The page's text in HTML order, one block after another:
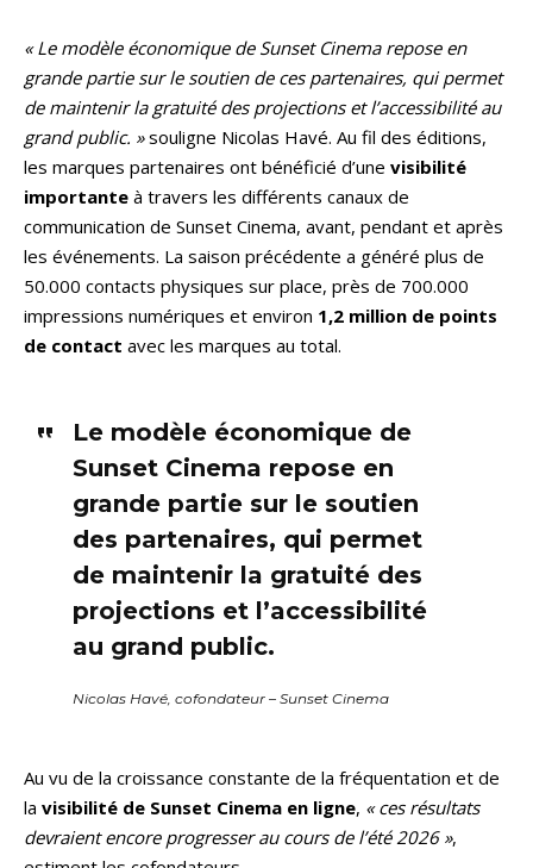
« Le modèle économique de Sunset Cinema repose en
grande partie sur le soutien de ces partenaires, qui permet
de maintenir la gratuité des projections et l’accessibilité au
grand public. »souligne Nicolas Havé. Au fil des éditions,
les marques partenaires ont bénéficié d’une visibilité
importante à travers les différents canaux de
communication de Sunset Cinema, avant, pendant et après
les événements. La saison précédente a généré plus de
50.000 contacts physiques sur place, près de 700.000
impressions numériques et environ 1,2 million de points
de contact avec les marques au total.
Le modèle économique de
Sunset Cinema repose en
grande partie sur le soutien
des partenaires, qui permet
de maintenir la gratuité des
projections et l’accessibilité
au grand public.
Nicolas Havé, cofondateur – Sunset Cinema
Au vu de la croissance constante de la fréquentation et de
la visibilité de Sunset Cinema en ligne, « ces résultats
devraient encore progresser au cours de l’été 2026 »,